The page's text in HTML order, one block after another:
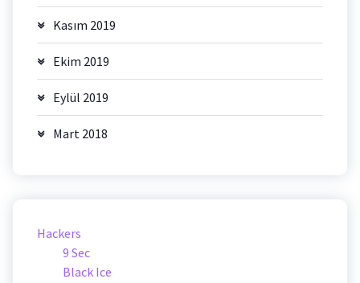
Kasım 2019
Ekim 2019
Eylül 2019
Mart 2018
Hackers
9 Sec
Black Ice